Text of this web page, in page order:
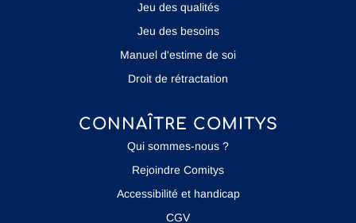
Jeu des qualités
Jeu des besoins
Manuel d'estime de soi
Droit de rétractation
CONNAÎTRE COMITYS
Qui sommes-nous ?
Rejoindre Comitys
Accessibilité et handicap
CGV